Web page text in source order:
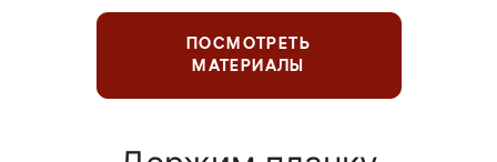
ПОСМОТРЕТЬ
МАТЕРИАЛЫ